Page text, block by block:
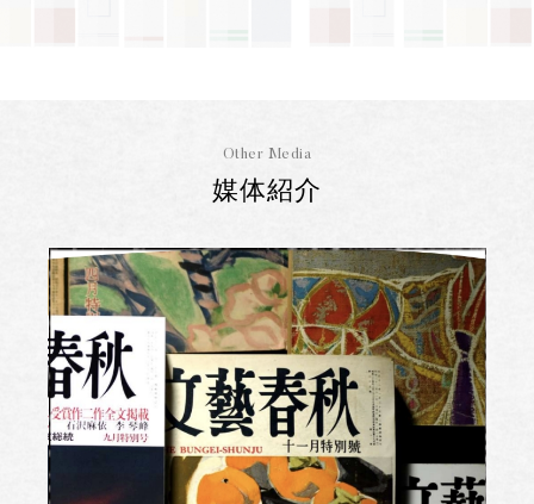
Other Media
媒体紹介